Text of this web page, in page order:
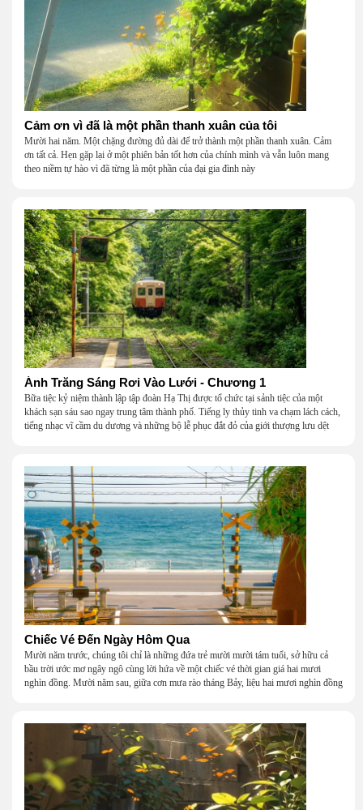
Cảm ơn vì đã là một phần thanh xuân của tôi
Mười hai năm. Một chặng đường đủ dài để trở thành một phần thanh xuân. Cảm
ơn tất cả. Hẹn gặp lại ở một phiên bản tốt hơn của chính mình và vẫn luôn mang
theo niềm tự hào vì đã từng là một phần của đại gia đình này
Ánh Trăng Sáng Rơi Vào Lưới - Chương 1
Bữa tiệc kỷ niệm thành lập tập đoàn Hạ Thị được tổ chức tại sảnh tiệc của một
khách sạn sáu sao ngay trung tâm thành phố. Tiếng ly thủy tinh va chạm lách cách,
tiếng nhạc vĩ cầm du dương và những bộ lễ phục đắt đỏ của giới thượng lưu dệt
Chiếc Vé Đến Ngày Hôm Qua
Mười năm trước, chúng tôi chỉ là những đứa trẻ mười mười tám tuổi, sở hữu cả
bầu trời ước mơ ngây ngô cùng lời hứa về một chiếc vé thời gian giá hai mươi
nghìn đồng. Mười năm sau, giữa cơn mưa rào tháng Bảy, liệu hai mươi nghìn đồng